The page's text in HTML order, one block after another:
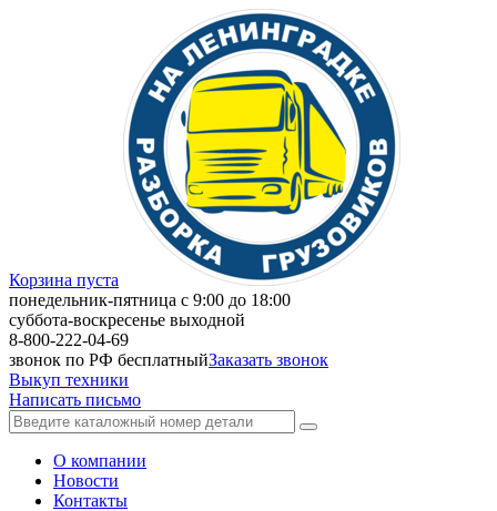
Корзина пуста
понедельник-пятница с 9:00 до 18:00
суббота-воскресенье выходной
8-800-222-04-69
звонок по РФ бесплатныйЗаказать звонок
Выкуп техники
Написать письмо
О компании
Новости
Контакты